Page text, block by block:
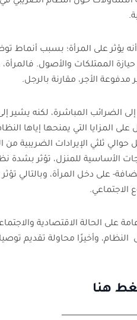
أنه يؤثر على المرأة؛ بسبب
حيازة الممتلكات والأصول.
مدفوعة الأجر، مقارنة بالرجل.
الضرائب المباشرة، لكنه يشير
المزايا التي يمنحها إياها
ثلثي الإيرادات الضريبية من
الأساسية للمنزل، تؤثر بشدة
على دخل المرأة، وبالتالي
الاجتماعي.
على الحالة الاقتصادية
النظام، وأخيرًا محاولة تقديم
هنا